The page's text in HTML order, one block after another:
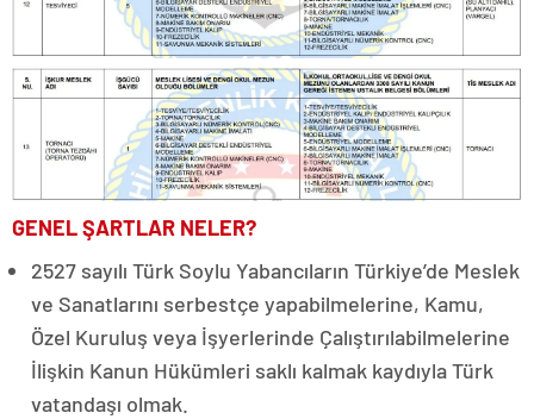
GENEL ŞARTLAR NELER?
2527 sayılı Türk Soylu Yabancıların Türkiye’de Meslek
ve Sanatlarını serbestçe yapabilmelerine, Kamu,
Özel Kuruluş veya İşyerlerinde Çalıştırılabilmelerine
İlişkin Kanun Hükümleri saklı kalmak kaydıyla Türk
vatandaşı olmak.